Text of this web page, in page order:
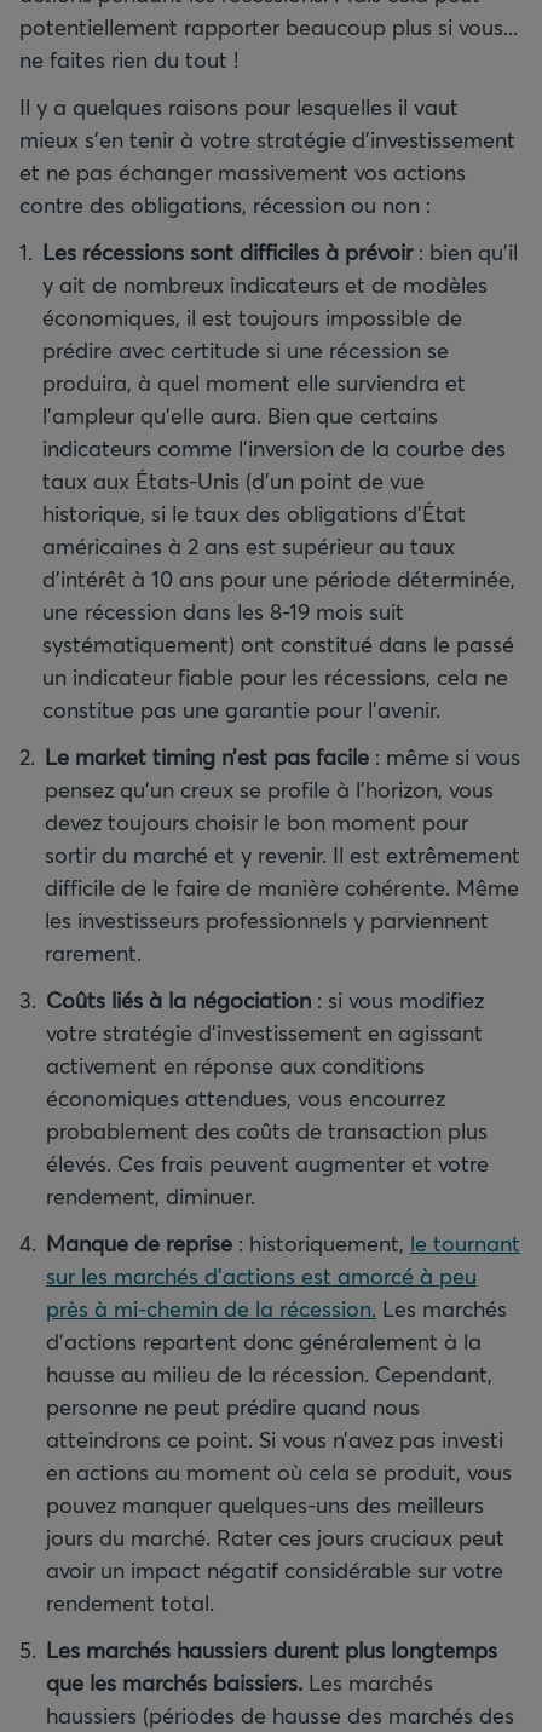
potentiellement rapporter beaucoup plus si vous...
ne faites rien du tout !
Il y a quelques raisons pour lesquelles il vaut
mieux s’en tenir à votre stratégie d’investissement
et ne pas échanger massivement vos actions
contre des obligations, récession ou non :
Les récessions sont difficiles à prévoir: bien qu’il
y ait de nombreux indicateurs et de modèles
économiques, il est toujours impossible de
prédire avec certitude si une récession se
produira, à quel moment elle surviendra et
l’ampleur qu’elle aura. Bien que certains
indicateurs comme l’inversion de la courbe des
taux aux États-Unis (d’un point de vue
historique, si le taux des obligations d’État
américaines à 2 ans est supérieur au taux
d’intérêt à 10 ans pour une période déterminée,
une récession dans les 8-19 mois suit
systématiquement) ont constitué dans le passé
un indicateur fiable pour les récessions, cela ne
constitue pas une garantie pour l’avenir.
Le market timing n’est pas facile : même si vous
pensez qu’un creux se profile à l’horizon, vous
devez toujours choisir le bon moment pour
sortir du marché et y revenir. Il est extrêmement
difficile de le faire de manière cohérente. Même
les investisseurs professionnels y parviennent
rarement.
Coûts liés à la négociation : si vous modifiez
votre stratégie d’investissement en agissant
activement en réponse aux conditions
économiques attendues, vous encourrez
probablement des coûts de transaction plus
élevés. Ces frais peuvent augmenter et votre
rendement, diminuer.
Manque de reprise : historiquement, le tournant
sur les marchés d’actions est amorcé à peu
près à mi-chemin de la récession. Les marchés
d’actions repartent donc généralement à la
hausse au milieu de la récession. Cependant,
personne ne peut prédire quand nous
atteindrons ce point. Si vous n’avez pas investi
en actions au moment où cela se produit, vous
pouvez manquer quelques-uns des meilleurs
jours du marché. Rater ces jours cruciaux peut
avoir un impact négatif considérable sur votre
rendement total.
Les marchés haussiers durent plus longtemps
que les marchés baissiers. Les marchés
haussiers (périodes de hausse des marchés des